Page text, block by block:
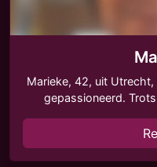
Marieke, 42, uit
gepassioneerd.